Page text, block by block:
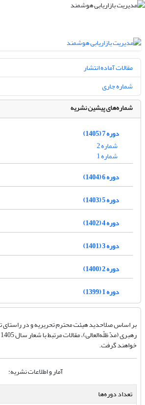
مقالات آماده انتشار
شماره جاری
شماره‌های پیشین نشریه
دوره 7 (1405)
شماره 2
شماره 1
دوره 6 (1404)
دوره 5 (1403)
دوره 4 (1402)
دوره 3 (1401)
دوره 2 (1400)
دوره 1 (1399)
بر اساس صلاحدید هیئت محترم تحریریه و در راستای
خواهند گرفت.
آمار و اطلاعات نشریه:
تعداد دوره‌ها